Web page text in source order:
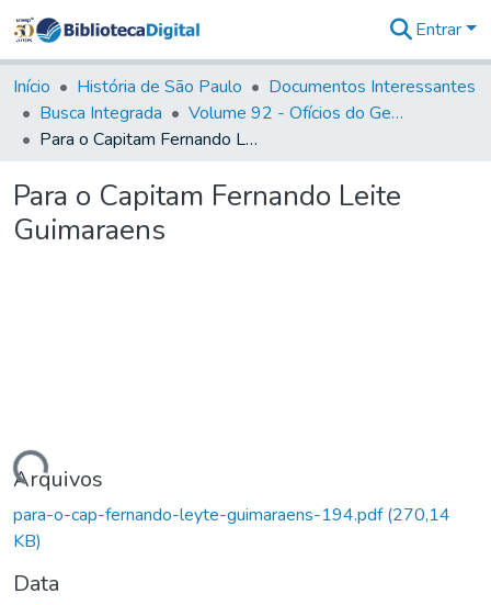
&
Coleções
Tudo na
Biblioteca
Estatísticas
Entrar
Início História de São Paulo
Documentos Interessantes
Busca Integrada
Volume 92 - Ofícios do General D. Luiz aos diversos funcionários da Capitania (1768- 1772)
Para o Capitam Fernando Leite Guimaraens
Para o Capitam Fernando Leite
Guimaraens
Arquivos
para-o-cap-fernando-leyte-guimaraens-194.pdf(270,14
KB)
Data